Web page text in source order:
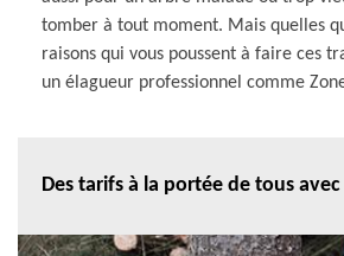
tomber à tout moment. Mais quelles
raisons qui vous poussent à faire ces
un élagueur professionnel comme
Des tarifs à la portée de tous